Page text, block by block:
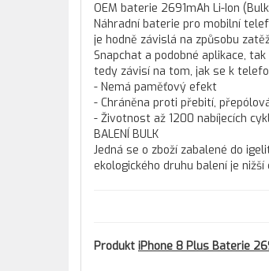
OEM baterie 2691mAh Li-Ion
Náhradní baterie pro mobilní
je hodně závislá na způsobu
Snapchat a podobné aplikace,
tedy závisí na tom, jak se k
- Nemá paměťový efekt
- Chráněna proti přebití,
- Životnost až 1200 nabíjecích
BALENÍ BULK
Jedná se o zboží zabalené do
ekologického druhu balení je
Produkt iPhone 8 Plus Baterie